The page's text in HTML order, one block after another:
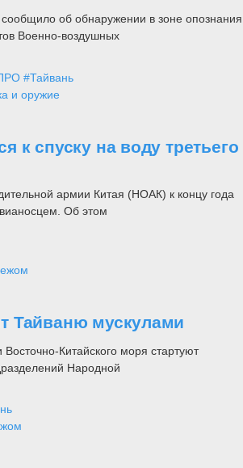
об обнаружении в зоне опознания
Военно-воздушных
#Тайвань
и оружие
к спуску на воду третьего
армии Китая (НОАК) к концу года
Об этом
Тайваню мускулами
Китайского моря стартуют
Народной